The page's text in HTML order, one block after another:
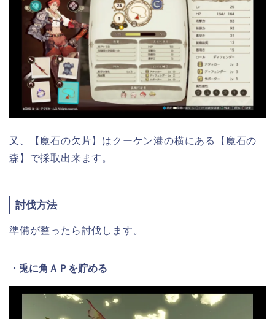
又、【魔石の欠片】はクーケン港の横にある【魔石の
森】で採取出来ます。
討伐方法
準備が整ったら討伐します。
・兎に角ＡＰを貯める